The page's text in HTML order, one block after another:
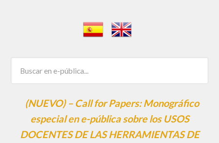
(NUEVO) – Call for Papers: Monográfico
especial en e-pública sobre los USOS
DOCENTES DE LAS HERRAMIENTAS DE